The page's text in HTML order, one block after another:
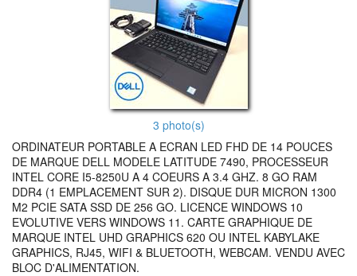
3 photo(s)
ORDINATEUR PORTABLE A ECRAN LED FHD DE 14 POUCES
DE MARQUE DELL MODELE LATITUDE 7490, PROCESSEUR
INTEL CORE I5-8250U A 4 COEURS A 3.4 GHZ. 8 GO RAM
DDR4 (1 EMPLACEMENT SUR 2). DISQUE DUR MICRON 1300
M2 PCIE SATA SSD DE 256 GO. LICENCE WINDOWS 10
EVOLUTIVE VERS WINDOWS 11. CARTE GRAPHIQUE DE
MARQUE INTEL UHD GRAPHICS 620 OU INTEL KABYLAKE
GRAPHICS, RJ45, WIFI & BLUETOOTH, WEBCAM. VENDU AVEC
BLOC D'ALIMENTATION.